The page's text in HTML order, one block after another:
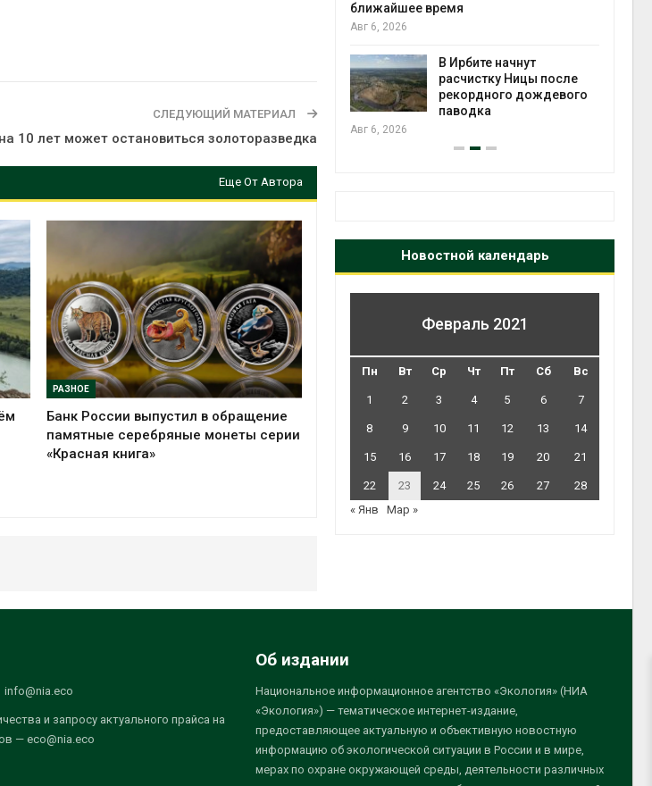
СЛЕДУЮЩИЙ МАТЕРИАЛ
10 лет может остановиться золоторазведка
Еще От Автора
РАЗНОЕ
Банк России выпустил в обращение
памятные серебряные монеты серии
«Красная книга»
ближайшее время
Авг 6, 2026
В Ирбите начнут
расчистку Ницы после
рекордного дождевого
паводка
Авг 6, 2026
Новостной календарь
Февраль 2021
Пн Вт Ср Чт Пт Сб Вс
1 2 3 4 5 6 7
8 9 10 11 12 13 14
15 16 17 18 19 20 21
22 23 24 25 26 27
28
« Янв
Мар »
и запросу актуального прайса на
— eco@nia.eco
Об издании
Национальное информационное агентство «Экология» (НИА
«Экология») — тематическое интернет-издание,
предоставляющее актуальную и объективную новостную
информацию об экологической ситуации в России и в мире,
мерах по охране окружающей среды, деятельности различных